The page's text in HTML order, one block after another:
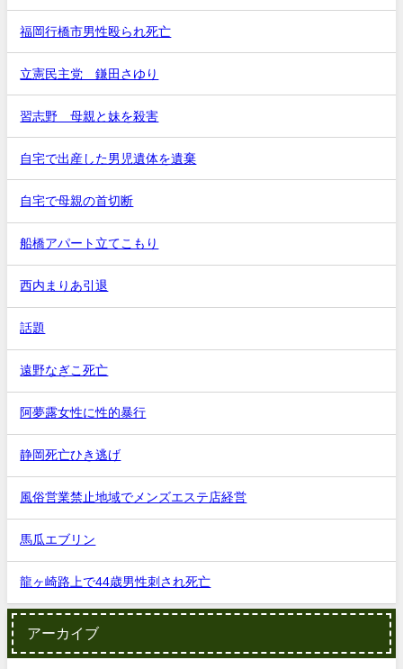
福岡行橋市男性殴られ死亡
立憲民主党 鎌田さゆり
習志野 母親と妹を殺害
自宅で出産した男児遺体を遺棄
自宅で母親の首切断
船橋アパート立てこもり
西内まりあ引退
話題
遠野なぎこ死亡
阿夢露女性に性的暴行
静岡死亡ひき逃げ
風俗営業禁止地域でメンズエステ店経営
馬瓜エブリン
龍ヶ崎路上で44歳男性刺され死亡
アーカイブ